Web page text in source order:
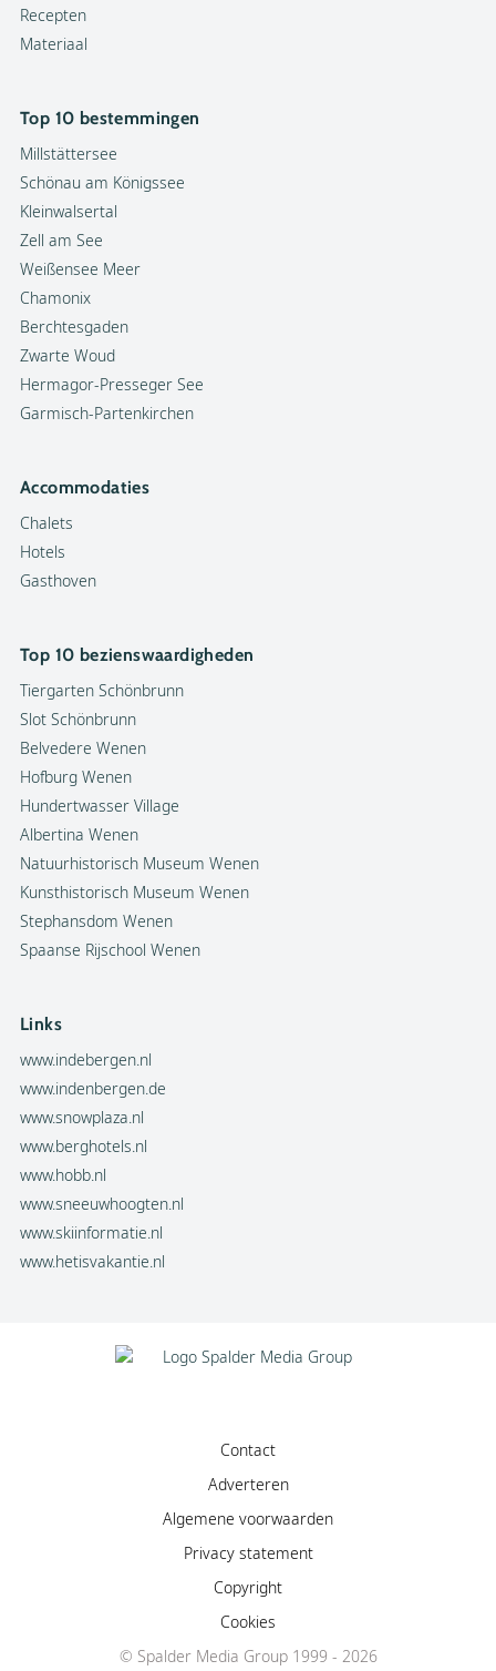
Recepten
Materiaal
Top 10 bestemmingen
Millstättersee
Schönau am Königssee
Kleinwalsertal
Zell am See
Weißensee Meer
Chamonix
Berchtesgaden
Zwarte Woud
Hermagor-Presseger See
Garmisch-Partenkirchen
Accommodaties
Chalets
Hotels
Gasthoven
Top 10 bezienswaardigheden
Tiergarten Schönbrunn
Slot Schönbrunn
Belvedere Wenen
Hofburg Wenen
Hundertwasser Village
Albertina Wenen
Natuurhistorisch Museum Wenen
Kunsthistorisch Museum Wenen
Stephansdom Wenen
Spaanse Rijschool Wenen
Links
www.indebergen.nl
www.indenbergen.de
www.snowplaza.nl
www.berghotels.nl
www.hobb.nl
www.sneeuwhoogten.nl
www.skiinformatie.nl
www.hetisvakantie.nl
Contact
Adverteren
Algemene voorwaarden
Privacy statement
Copyright
Cookies
© Spalder Media Group 1999 - 2026